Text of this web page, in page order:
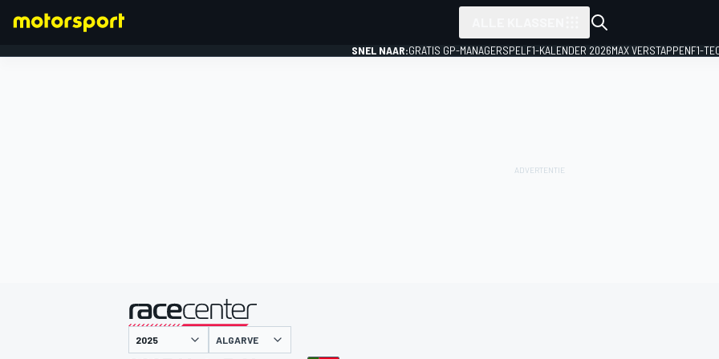
SNEL NAAR:GRATIS GP-MANAGERSPEL F1-KALENDER 2026MAX VERSTAPPENF1-
gepresenteerd door
ALGARVE